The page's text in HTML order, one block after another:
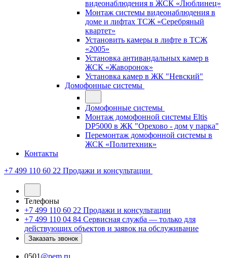
видеонаблюдения в ЖСК «Люблинец»
Монтаж системы видеонаблюдения в
доме и лифтах ТСЖ «Серебряный
квартет»
Установить камеры в лифте в ТСЖ
«2005»
Установка антивандальных камер в
ЖСК «Жаворонок»
Установка камер в ЖК "Невский"
Домофонные системы
Домофонные системы
Монтаж домофонной системы Eltis
DP5000 в ЖК "Орехово - дом у парка"
Перемонтаж домофонной системы в
ЖСК «Политехник»
Контакты
+7 499 110 60 22 Продажи и консультации
Телефоны
+7 499 110 60 22 Продажи и консультации
+7 499 110 04 84 Сервисная служба — только для
действующих объектов и заявок на обслуживание
Заказать звонок
0501 @pem.ru